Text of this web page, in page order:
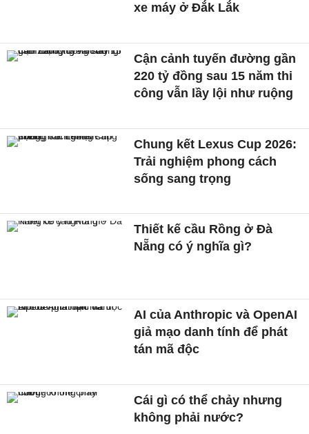
xe máy ở Đắk Lắk
Cận cảnh tuyến đường gần
220 tỷ đồng sau 15 năm thi
công vẫn lầy lội như ruộng
Chung kết Lexus Cup 2026:
Trải nghiệm phong cách
sống sang trọng
Thiết kế cầu Rồng ở Đà
Nẵng có ý nghĩa gì?
AI của Anthropic và OpenAI
giả mạo danh tính để phát
tán mã độc
Cái gì có thể chảy nhưng
không phải nước?